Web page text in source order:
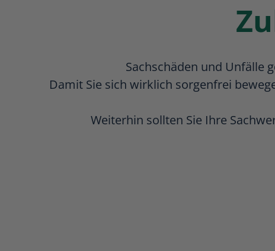
Sachschäden und Unfälle
Damit Sie sich wirklich sorgenfrei
Weiterhin sollten Sie Ihre